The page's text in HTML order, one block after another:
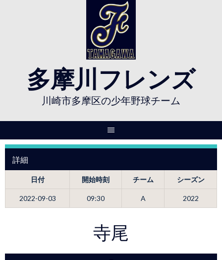
多摩川フレンズ
川崎市多摩区の少年野球チーム
詳細
日付 開始時刻 チーム シーズン
2022-09-03 09:30 A 2022
寺尾